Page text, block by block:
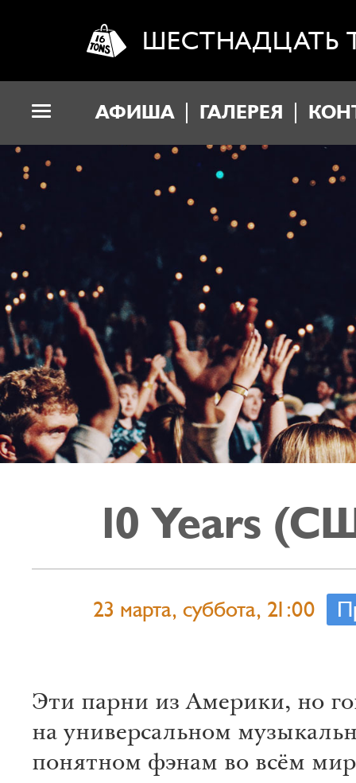
ШЕСТНАДЦАТЬ
АФИША ГАЛЕРЕЯ
10 Years
23 марта, суббота, 21:00
Эти парни из Америки, но
на универсальном
понятном фэнам во всём